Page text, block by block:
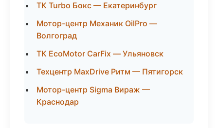
ТК Turbo Бокс — Екатеринбург
Мотор-центр Механик OilPro —
Волгоград
ТК EcoMotor CarFix — Ульяновск
Техцентр MaxDrive Ритм — Пятигорск
Мотор-центр Sigma Вираж —
Краснодар